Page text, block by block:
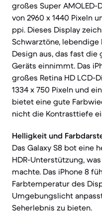
großes Super
von 2960 x 1440 Pixeln
ppi. Dieses Display
Schwarztöne,
Design aus, das fast
Geräts einnimmt. Das
großes Retina HD LCD-
1334 x 750 Pixeln und
bietet eine gute
nicht die Kontrasttiefe
Helligkeit und
Das Galaxy S8 bot eine
HDR-Unterstützung,
machte. Das iPhone 8
Farbtemperatur des
Umgebungslicht
Seherlebnis zu bieten.